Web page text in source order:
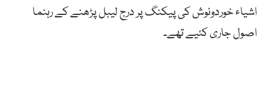
اشیاء خوردونوش کی پیکنگ پر درج لیبل پڑھنے کے رہنما
اصول جاری کئیے تھے۔